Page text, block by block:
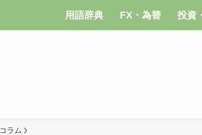
用語辞典 FX・為替 投資
コラム